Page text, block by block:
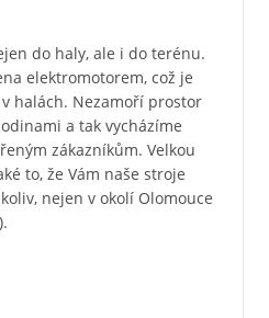
do haly, ale i do terénu.
elektromotorem, což je
halách. Nezamoří prostor
a tak vycházíme
zákazníkům. Velkou
to, že Vám naše stroje
nejen v okolí Olomouce